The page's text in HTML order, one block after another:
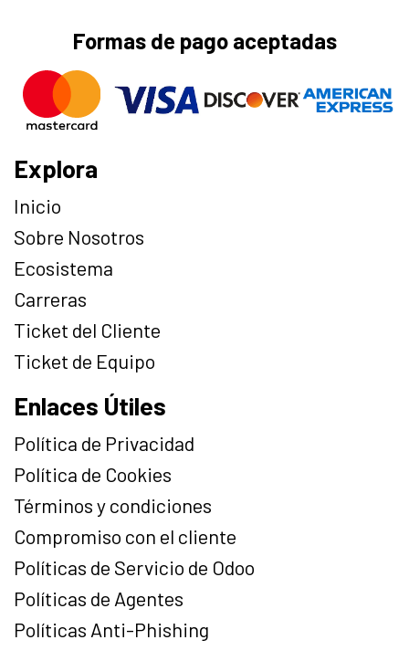
Formas de pago aceptadas
Explora
Inicio
Sobre Nosotros
Ecosistema
Carreras
Ticket del Cliente
Ticket de Equipo
Enlaces Útiles
Política de Privacidad
Política de Cookies
Términos y condiciones
Compromiso con el cliente
Políticas de Servicio de Odoo
Políticas de Agentes
Políticas Anti-Phishing